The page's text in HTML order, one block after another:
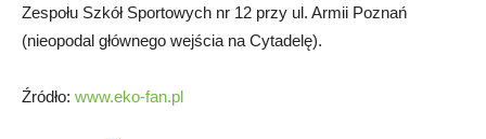
Zespołu Szkół Sportowych nr 12 przy ul. Armii Poznań
(nieopodal głównego wejścia na Cytadelę).
Źródło: www.eko-fan.pl